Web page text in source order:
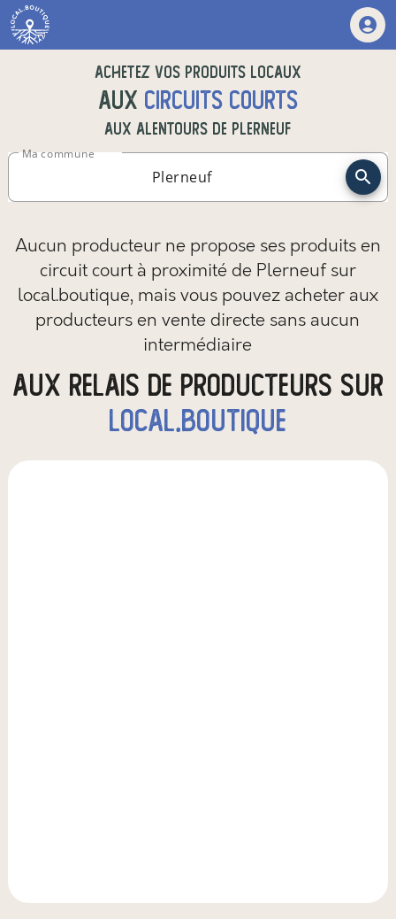
Achetez vos produits locaux
aux circuits courts
aux alentours de Plerneuf
Ma commune
Aucun producteur ne propose ses produits en
circuit court à proximité de Plerneuf sur
local.boutique, mais vous pouvez acheter aux
producteurs en vente directe sans aucun
intermédiaire
aux relais de producteurs sur
local.boutique